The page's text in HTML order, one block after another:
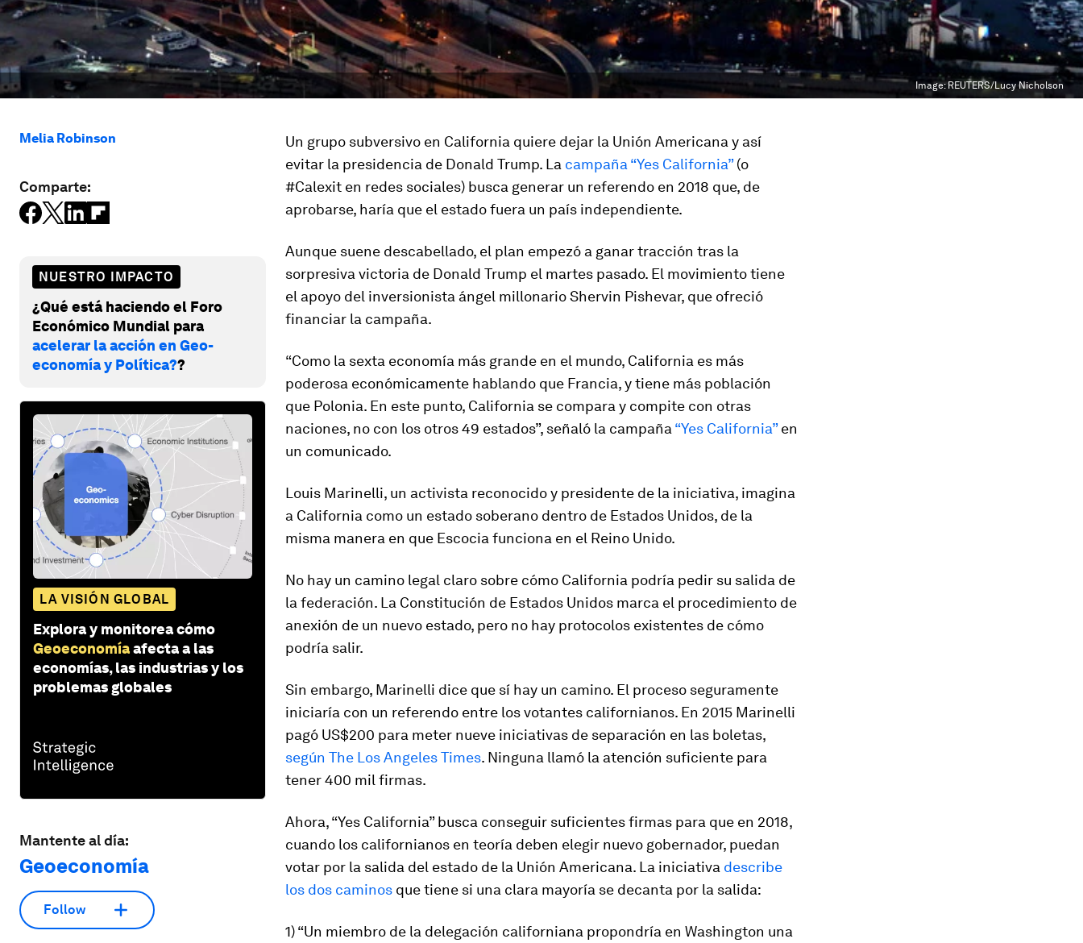
Image: REUTERS/Lucy Nicholson
Melia Robinson
Comparte:
NUESTRO IMPACTO
¿Qué está haciendo el Foro
Económico Mundial para
acelerar la acción en Geo-
economía y Política??
LA VISIÓN GLOBAL
Explora y monitorea cómo
Geoeconomíaafecta a las
economías, las industrias y los
problemas globales
Mantente al día:
Geoeconomía
Follow
Un grupo subversivo en California quiere dejar la Unión Americana y así
evitar la presidencia de Donald Trump. La campaña “Yes California”(o
#Calexit en redes sociales) busca generar un referendo en 2018 que, de
aprobarse, haría que el estado fuera un país independiente.
Aunque suene descabellado, el plan empezó a ganar tracción tras la
sorpresiva victoria de Donald Trump el martes pasado. El movimiento tiene
el apoyo del inversionista ángel millonario Shervin Pishevar, que ofreció
financiar la campaña.
“Como la sexta economía más grande en el mundo, California es más
poderosa económicamente hablando que Francia, y tiene más población
que Polonia. En este punto, California se compara y compite con otras
naciones, no con los otros 49 estados”, señaló la campaña “Yes California”en
un comunicado.
Louis Marinelli, un activista reconocido y presidente de la iniciativa, imagina
a California como un estado soberano dentro de Estados Unidos, de la
misma manera en que Escocia funciona en el Reino Unido.
No hay un camino legal claro sobre cómo California podría pedir su salida de
la federación. La Constitución de Estados Unidos marca el procedimiento de
anexión de un nuevo estado, pero no hay protocolos existentes de cómo
podría salir.
Sin embargo, Marinelli dice que sí hay un camino. El proceso seguramente
iniciaría con un referendo entre los votantes californianos. En 2015 Marinelli
pagó US$200 para meter nueve iniciativas de separación en las boletas,
según The Los Angeles Times. Ninguna llamó la atención suficiente para
tener 400 mil firmas.
Ahora, “Yes California” busca conseguir suficientes firmas para que en 2018,
cuando los californianos en teoría deben elegir nuevo gobernador, puedan
votar por la salida del estado de la Unión Americana. La iniciativa describe
los dos caminos que tiene si una clara mayoría se decanta por la salida:
1) “Un miembro de la delegación californiana propondría en Washington una